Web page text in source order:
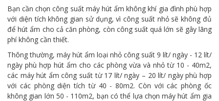
Bạn cần chọn công suất máy hút ẩm không khí gia đình phù hợp
với diện tích không gian sử dụng, vì công suất nhỏ sẽ không đủ
để hút ẩm cho cả căn phòng, còn công suất quá lớn sẽ gây lãng
phí không cần thiết.
Thông thường, máy hút ẩm loại nhỏ công suất 9 lít/ ngày - 12 lít/
ngày phù hợp hút ẩm cho các phòng vừa và nhỏ từ 10 - 40m2,
các máy hút ẩm công suất từ 17 lít/ ngày – 20 lít/ ngày phù hợp
với các phòng diện tích từ 40 - 80m2. Còn với các phòng ốc
không gian lớn 50 - 110m2, bạn có thể lựa chọn máy hút ẩm gia